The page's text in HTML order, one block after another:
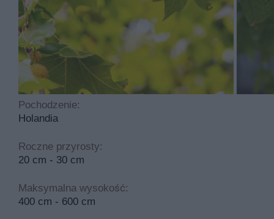
Pochodzenie:
Holandia
Roczne przyrosty:
20 cm - 30 cm
Maksymalna wysokość:
400 cm - 600 cm